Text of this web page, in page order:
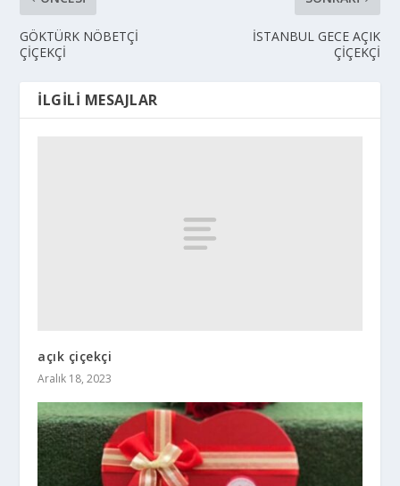
GÖKTÜRK NÖBETÇİ
ÇİÇEKÇİ
İSTANBUL GECE AÇIK
ÇİÇEKÇİ
İLGILI MESAJLAR
açık çiçekçi
Aralık 18, 2023